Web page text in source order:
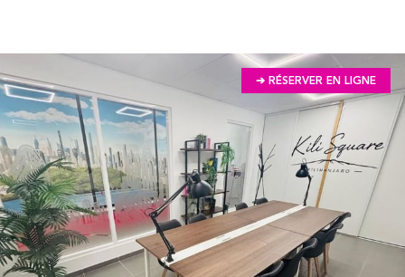
➔ RÉSERVER EN LIGNE